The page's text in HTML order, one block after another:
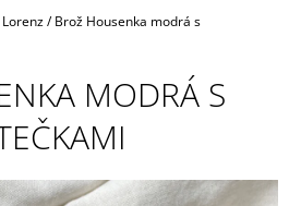
/ Brož Housenka modrá s
MODRÁ S